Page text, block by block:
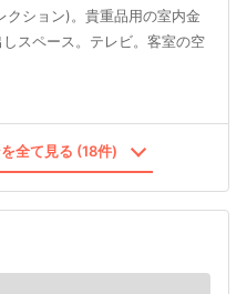
クション)。貴重品用の室内金
スペース。テレビ。客室の空
全て見る (18件)